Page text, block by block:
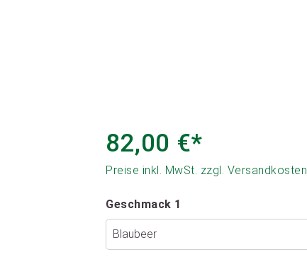
82,00 €*
Preise inkl. MwSt. zzgl. Versandkosten
Geschmack 1